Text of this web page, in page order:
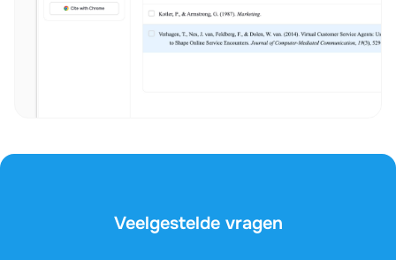
Veelgestelde vragen